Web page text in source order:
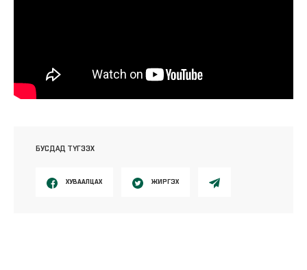
БУСДАД ТҮГЭЭХ
ХУВААЛЦАХ ЖИРГЭХ